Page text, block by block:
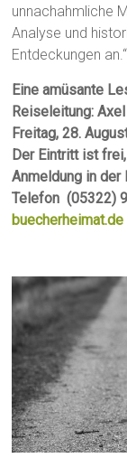
unnachahmliche
Analyse und
Entdeckungen an.“
Eine amüsante
Reiseleitung:
Freitag, 28.
Der Eintritt ist
Anmeldung in der
Telefon (05322)
buecherheimat.de